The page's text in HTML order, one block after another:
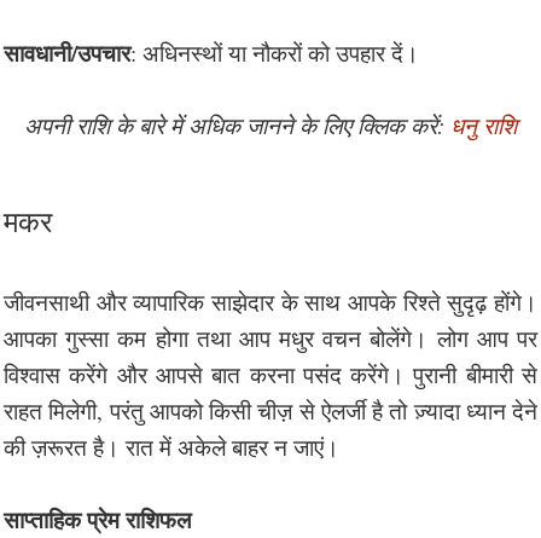
सावधानी/उपचार: अधिनस्थों या नौकरों को उपहार दें।
अपनी राशि के बारे में अधिक जानने के लिए क्लिक करें: धनु राशि
मकर
जीवनसाथी और व्यापारिक साझेदार के साथ आपके रिश्ते सुदृढ़ होंगे।
आपका गुस्सा कम होगा तथा आप मधुर वचन बोलेंगे। लोग आप पर
विश्वास करेंगे और आपसे बात करना पसंद करेंगे। पुरानी बीमारी से
राहत मिलेगी, परंतु आपको किसी चीज़ से ऐलर्जी है तो ज़्यादा ध्यान देने
की ज़रूरत है। रात में अकेले बाहर न जाएं।
साप्ताहिक प्रेम राशिफल